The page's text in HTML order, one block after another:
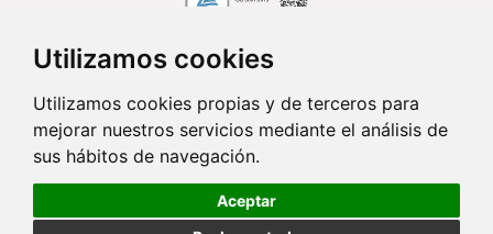
Utilizamos cookies
Utilizamos cookies propias y de terceros para
mejorar nuestros servicios mediante el análisis de
sus hábitos de navegación.
Aceptar
Síguenos en...
Contacto
Av. Monforte de Lemos, 3-5. Pabellón 11. Planta 0 28029 Madrid
info@ciberisciii.es